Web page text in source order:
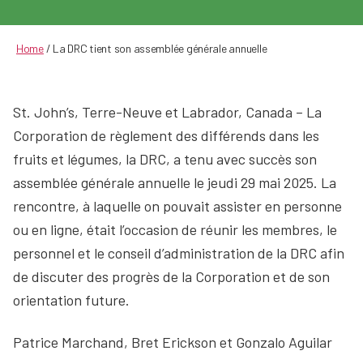
Home/ La DRC tient son assemblée générale annuelle
St. John’s, Terre-Neuve et Labrador, Canada – La
Corporation de règlement des différends dans les
fruits et légumes, la DRC, a tenu avec succès son
assemblée générale annuelle le jeudi 29 mai 2025. La
rencontre, à laquelle on pouvait assister en personne
ou en ligne, était l’occasion de réunir les membres, le
personnel et le conseil d’administration de la DRC afin
de discuter des progrès de la Corporation et de son
orientation future.
Patrice Marchand, Bret Erickson et Gonzalo Aguilar